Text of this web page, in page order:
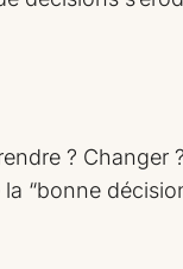
? Changer
“bonne